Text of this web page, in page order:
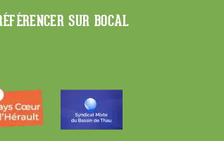
SUR BOCAL